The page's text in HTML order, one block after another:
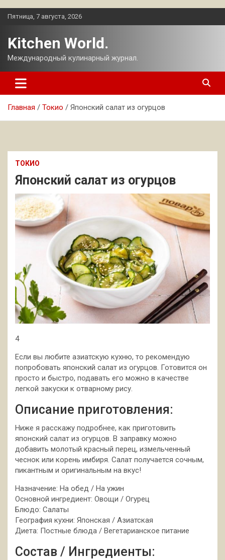
Перейти
Пятница, 7 августа, 2026
Kitchen World.
Международный кулинарный журнал.
Главная Токио Японский салат из огурцов
ТОКИО
Японский салат из огурцов
4
Если вы любите азиатскую кухню, то рекомендую
попробовать японский салат из огурцов. Готовится он
просто и быстро, подавать его можно в качестве
легкой закуски к отварному рису.
Описание приготовления:
Ниже я расскажу подробнее, как приготовить
японский салат из огурцов. В заправку можно
добавить молотый красный перец, измельченный
чеснок или корень имбиря. Салат получается сочным,
пикантным и оригинальным на вкус!
Назначение: На обед / На ужин
Основной ингредиент: Овощи / Огурец
Блюдо: Салаты
География кухни: Японская / Азиатская
Диета: Постные блюда / Вегетарианское питание
Состав / Ингредиенты: